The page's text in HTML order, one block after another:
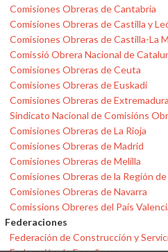
Comisiones Obreras de Cantabria
Comisiones Obreras de Castilla y
Comisiones Obreras de Castilla-La
Comissió Obrera Nacional de
Comisiones Obreras de Ceuta
Comisiones Obreras de Euskadi
Comisiones Obreras de Extremadura
Sindicato Nacional de Comisións
Comisiones Obreras de La Rioja
Comisiones Obreras de Madrid
Comisiones Obreras de Melilla
Comisiones Obreras de la Región
Comisiones Obreras de Navarra
Comissions Obreres del País
Federaciones
Federación de Construcción y